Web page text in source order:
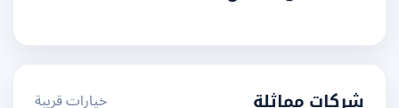
شركات مماثلة خيارات قريبة